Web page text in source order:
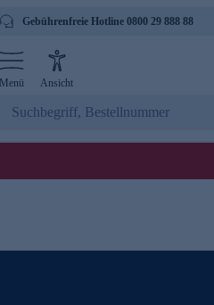
Gebührenfreie Hotline 0800 29 888 88
Menü Ansicht